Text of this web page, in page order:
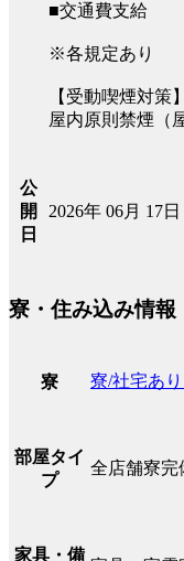
■交通費支給
※各規定あり
【受動喫煙対策】
屋内原則禁煙（
公
開
日
2026年 06月 17日
寮・住み込み情報
寮 寮/社宅あ
部屋タイ
プ
全店舗寮完
家具・備